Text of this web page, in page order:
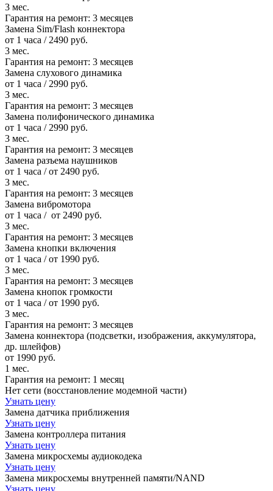
3 мес.
Гарантия на ремонт: 3 месяцев
Замена Sim/Flash коннектора
от 1 часа / 2490 руб.
3 мес.
Гарантия на ремонт: 3 месяцев
Замена слухового динамика
от 1 часа / 2990 руб.
3 мес.
Гарантия на ремонт: 3 месяцев
Замена полифонического динамика
от 1 часа / 2990 руб.
3 мес.
Гарантия на ремонт: 3 месяцев
Замена разъема наушников
от 1 часа / от 2490 руб.
3 мес.
Гарантия на ремонт: 3 месяцев
Замена вибромотора
от 1 часа / от 2490 руб.
3 мес.
Гарантия на ремонт: 3 месяцев
Замена кнопки включения
от 1 часа / от 1990 руб.
3 мес.
Гарантия на ремонт: 3 месяцев
Замена кнопок громкости
от 1 часа / от 1990 руб.
3 мес.
Гарантия на ремонт: 3 месяцев
Замена коннектора (подсветки, изображения, аккумулятора,
др. шлейфов)
от 1990 руб.
1 мес.
Гарантия на ремонт: 1 месяц
Нет сети (восстановление модемной части)
Узнать цену
Замена датчика приближения
Узнать цену
Замена контроллера питания
Узнать цену
Замена микросхемы аудиокодека
Узнать цену
Замена микросхемы внутренней памяти/NAND